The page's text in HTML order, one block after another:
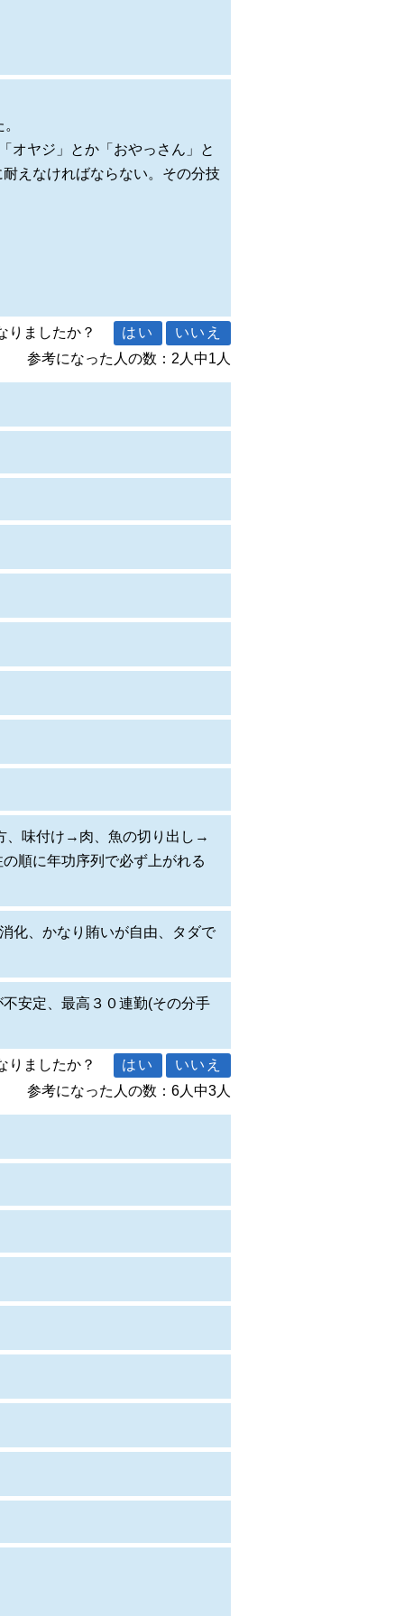
オヤジ」とか「おやっさん」と
えなければならない。その分技
りましたか？
参考になった人の数：2人中1人
、味付け→肉、魚の切り出し→
順に年功序列で必ず上がれる
化、かなり賄いが自由、タダで
安定、最高３０連勤(その分手
りましたか？
参考になった人の数：6人中3人